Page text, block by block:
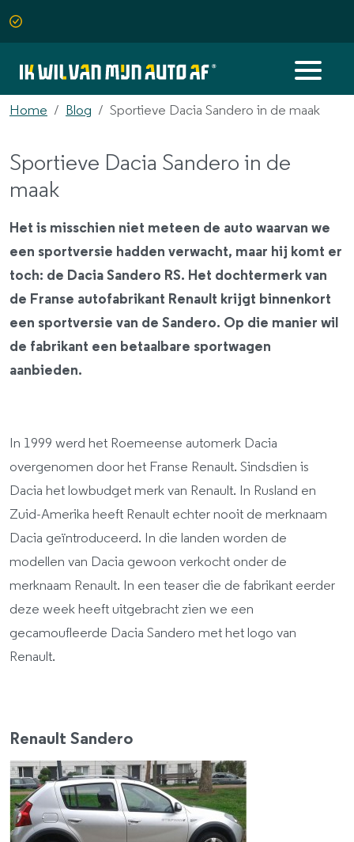
Home Blog Sportieve Dacia Sandero in de maak
Sportieve Dacia Sandero in de
maak
Het is misschien niet meteen de auto waarvan we
een sportversie hadden verwacht, maar hij komt er
toch: de Dacia Sandero RS. Het dochtermerk van
de Franse autofabrikant Renault krijgt binnenkort
een sportversie van de Sandero. Op die manier wil
de fabrikant een betaalbare sportwagen
aanbieden.
In 1999 werd het Roemeense automerk Dacia
overgenomen door het Franse Renault. Sindsdien is
Dacia het lowbudget merk van Renault. In Rusland en
Zuid-Amerika heeft Renault echter nooit de merknaam
Dacia geïntroduceerd. In die landen worden de
modellen van Dacia gewoon verkocht onder de
merknaam Renault. In een teaser die de fabrikant eerder
deze week heeft uitgebracht zien we een
gecamoufleerde Dacia Sandero met het logo van
Renault.
Renault Sandero